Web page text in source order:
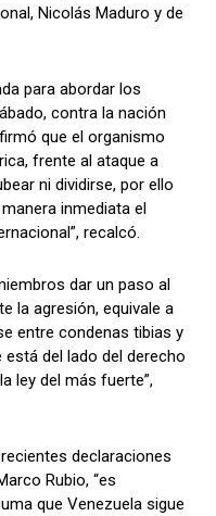
Nicolás Maduro y de
para abordar los
contra la nación
que el organismo
frente al ataque a
ni dividirse, por ello
inmediata el
recalcó.
dar un paso al
la agresión, equivale a
entre condenas tibias y
del lado del derecho
ley del más fuerte”,
declaraciones
Rubio, “es
que Venezuela sigue